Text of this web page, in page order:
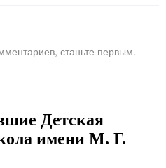
станьте первым.
Детская
имени М. Г.